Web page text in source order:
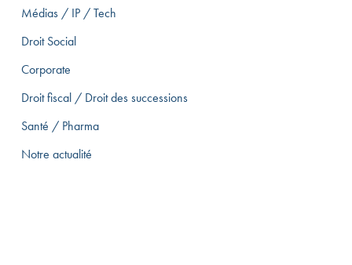
Médias / IP / Tech
Droit Social
Corporate
Droit fiscal / Droit des successions
Santé / Pharma
Notre actualité